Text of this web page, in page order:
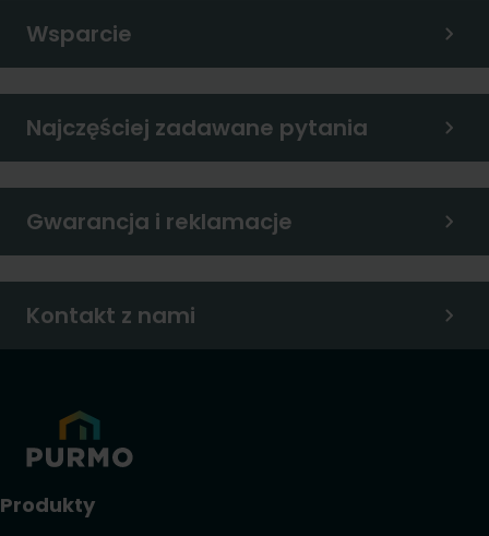
Wsparcie
Najczęściej zadawane pytania
Gwarancja i reklamacje
Kontakt z nami
Produkty